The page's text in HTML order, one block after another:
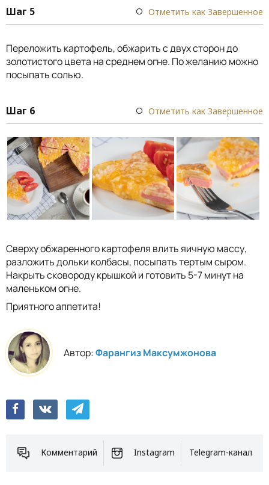
Шаг 5 Отметить как Завершенное
Переложить картофель, обжарить с двух сторон до
золотистого цвета на среднем огне. По желанию можно
посыпать солью.
Шаг 6 Отметить как Завершенное
Сверху обжаренного картофеля влить яичную массу,
разложить дольки колбасы, посыпать тертым сыром.
Накрыть сковороду крышкой и готовить 5-7 минут на
маленьком огне.
Приятного аппетита!
Автор:Фарангиз Максумжонова
Комментарий Instagram Telegram-канал